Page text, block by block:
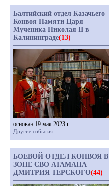
Балтийский отдел Казачьего
Конвоя Памяти Царя
Мученика Николая II в
Калининграде(13)
основан 19 мая 2023 г.
Другие события
БОЕВОЙ ОТДЕЛ КОНВОЯ В
ЗОНЕ СВО АТАМАНА
ДМИТРИЯ ТЕРСКОГО(44)